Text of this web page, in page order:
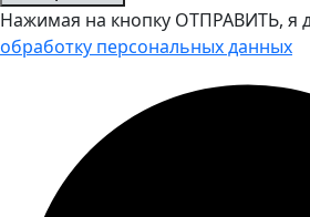
Нажимая на кнопку ОТПРАВИТЬ, я
обработку персональных данных